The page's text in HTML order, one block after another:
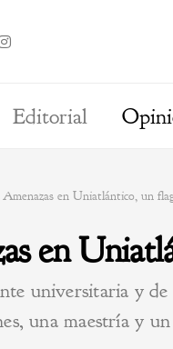
Editorial
Amenazas en Uniatlántico, un
en
universitaria y de
una maestría y